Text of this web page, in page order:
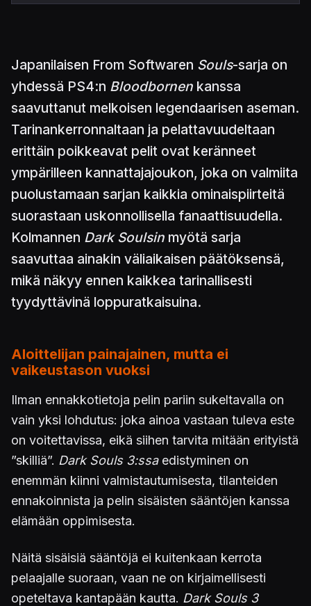
Japanilaisen From Softwaren Souls-sarja on
yhdessä PS4:n Bloodbornen kanssa
saavuttanut melkoisen legendaarisen aseman.
Tarinankerronnaltaan ja pelattavuudeltaan
erittäin poikkeavat pelit ovat keränneet
ympärilleen kannattajajoukon, joka on valmiita
puolustamaan sarjan kaikkia ominaispiirteitä
suorastaan uskonnollisella fanaattisuudella.
Kolmannen Dark Soulsin myötä sarja
saavuttaa ainakin väliaikaisen päätöksensä,
mikä näkyy ennen kaikkea tarinallisesti
tyydyttävinä loppuratkaisuina.
Aloittelijan painajainen, mutta ei
vaikeustason vuoksi
Ilman ennakkotietoja pelin pariin sukeltavalla on
vain yksi lohdutus: joka ainoa vastaan tuleva este
on voitettavissa, eikä siihen tarvita mitään erityistä
”skilliä”. Dark Souls 3:ssaedistyminen on
enemmän kiinni valmistautumisesta, tilanteiden
ennakoinnista ja pelin sisäisten sääntöjen kanssa
elämään oppimisesta.
Näitä sisäisiä sääntöjä ei kuitenkaan kerrota
pelaajalle suoraan, vaan ne on kirjaimellisesti
opeteltava kantapään kautta. Dark Souls 3